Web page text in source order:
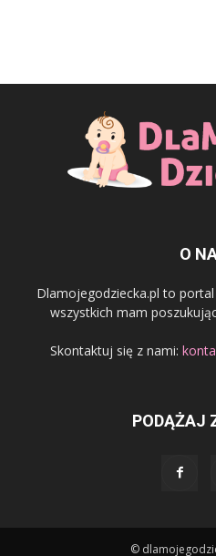
O
Dlamojegodziecka.pl to
wszystkich mam
Skontaktuj się z nami:
PODĄŻAJ
©